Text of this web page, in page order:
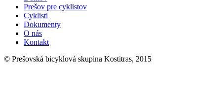
Prešov pre cyklistov
Cyklisti
Dokumenty
O nás
Kontakt
© Prešovská bicyklová skupina Kostitras, 2015